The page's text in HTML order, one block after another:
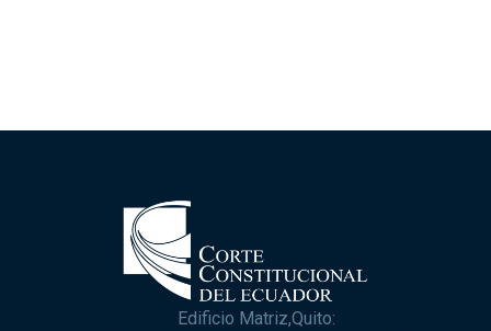
Edificio Matriz,Quito: